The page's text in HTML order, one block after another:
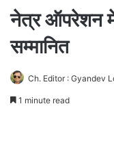
नेत्र ऑपरेशन में
सम्मानित
Ch. Editor : Gyandev
1 minute read